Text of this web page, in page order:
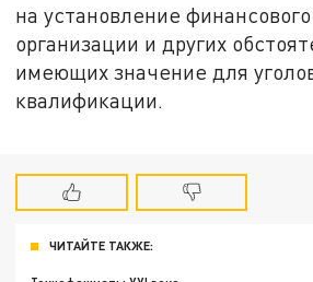
на установление
организации и других
имеющих значение для
квалификации.
ЧИТАЙТЕ ТАКЖЕ: